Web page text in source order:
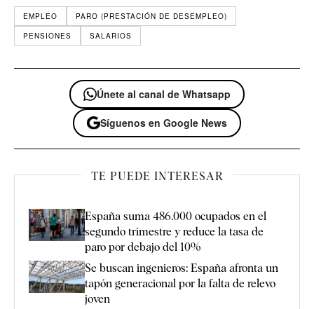
EMPLEO
PARO (PRESTACIÓN DE DESEMPLEO)
PENSIONES
SALARIOS
Únete al canal de Whatsapp
Síguenos en Google News
TE PUEDE INTERESAR
España suma 486.000 ocupados en el
segundo trimestre y reduce la tasa de
paro por debajo del 10%
Se buscan ingenieros: España afronta un
tapón generacional por la falta de relevo
joven